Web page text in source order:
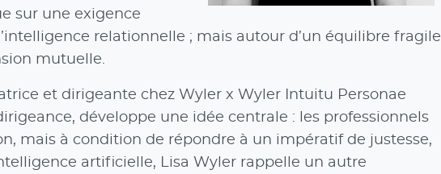
sur une exigence
relationnelle ; mais autour d’un équilibre fragile
mutuelle.
et dirigeante chez Wyler x Wyler Intuitu Personae
développe une idée centrale : les professionnels
mais à condition de répondre à un impératif de justesse,
artificielle, Lisa Wyler rappelle un autre